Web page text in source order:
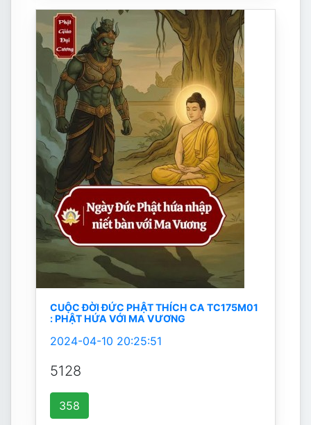
CUỘC ĐỜI ĐỨC PHẬT THÍCH CA TC175M01
: PHẬT HỨA VỚI MA VƯƠNG
2024-04-10 20:25:51
5128
358